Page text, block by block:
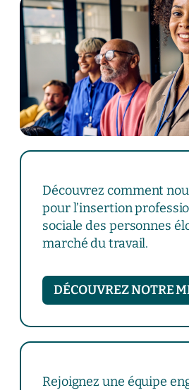
Découvrez comment
pour l’insertion
sociale des personnes
marché du travail.
DÉCOUVREZ NOTRE
Rejoignez une équipe